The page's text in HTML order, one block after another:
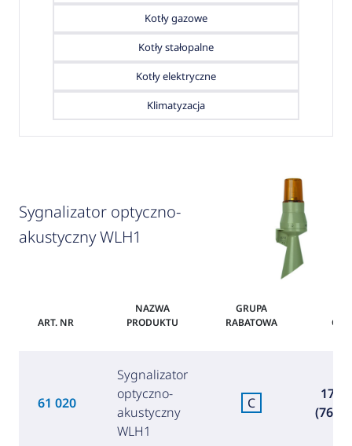
Kotły gazowe
Kotły stałopalne
Kotły elektryczne
Klimatyzacja
Sygnalizator optyczno-
akustyczny WLH1
ART. NR
NAZWA
PRODUKTU
GRUPA
RABATOWA
61 020
Sygnalizator
optyczno-
akustyczny
WLH1
C